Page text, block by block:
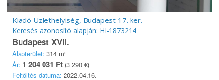
Kiadó Üzlethelyiség, Budapest 17. ker.
Keresés azonosító alapján: HI-1873214
Budapest XVII.
Alapterület: 314 m²
Ár: 1 204 031 Ft (3 290 €)
Feltöltés dátuma: 2022.04.16.